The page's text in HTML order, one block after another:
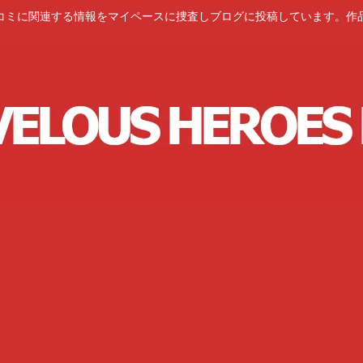
ミに関連する情報をマイペースに捜査しブログに投稿しています。作